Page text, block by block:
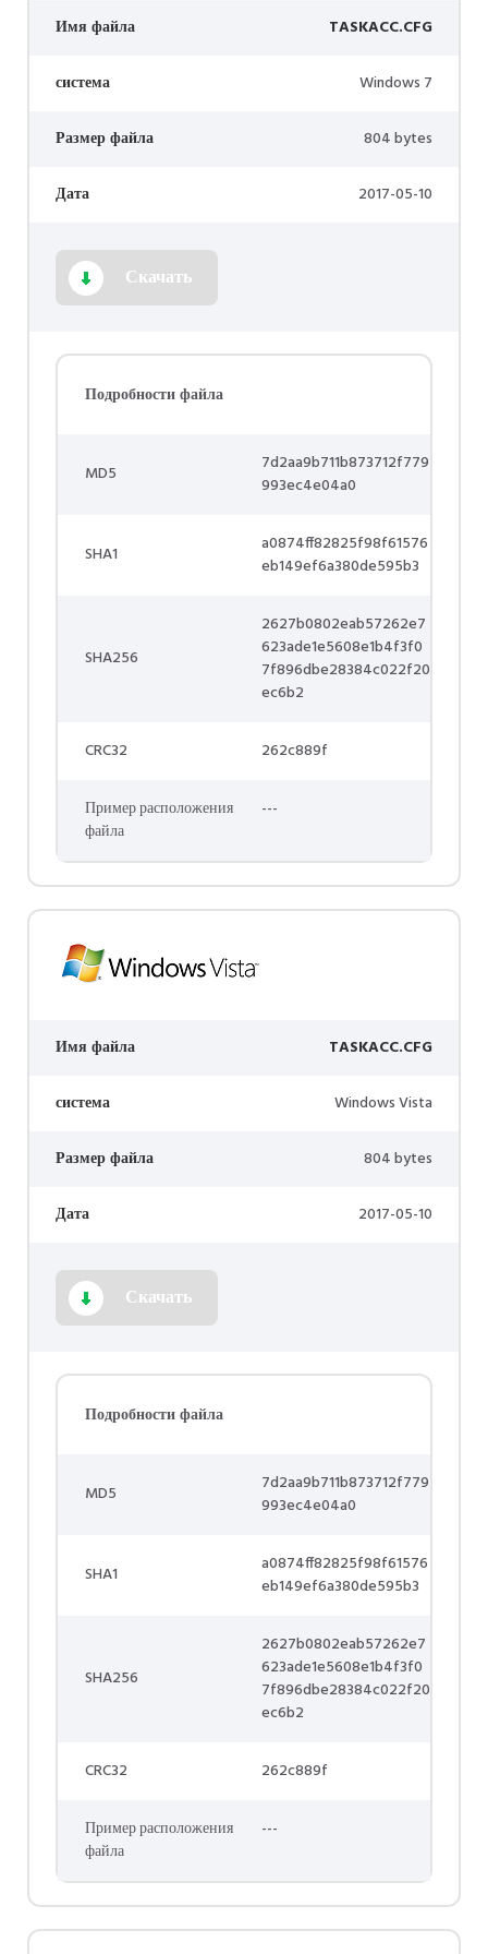
Имя файла TASKACC.CFG
система Windows 7
Размер файла 804 bytes
Дата 2017-05-10
Скачать
Подробности файла
MD5
7d2aa9b711b873712f779
993ec4e04a0
SHA1
a0874ff82825f98f61576
eb149ef6a380de595b3
SHA256
2627b0802eab57262e7
623ade1e5608e1b4f3f0
7f896dbe28384c022f20
ec6b2
CRC32 262c889f
Пример расположения
файла
---
Имя файла TASKACC.CFG
система Windows Vista
Размер файла 804 bytes
Дата 2017-05-10
Скачать
Подробности файла
MD5
7d2aa9b711b873712f779
993ec4e04a0
SHA1
a0874ff82825f98f61576
eb149ef6a380de595b3
SHA256
2627b0802eab57262e7
623ade1e5608e1b4f3f0
7f896dbe28384c022f20
ec6b2
CRC32 262c889f
Пример расположения
файла
---